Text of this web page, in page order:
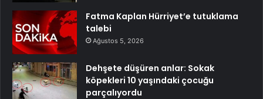
Fatma Kaplan Hürriyet’e tutuklama
talebi
Ağustos 5, 2026
Dehşete düşüren anlar: Sokak
köpekleri 10 yaşındaki çocuğu
parçalıyordu